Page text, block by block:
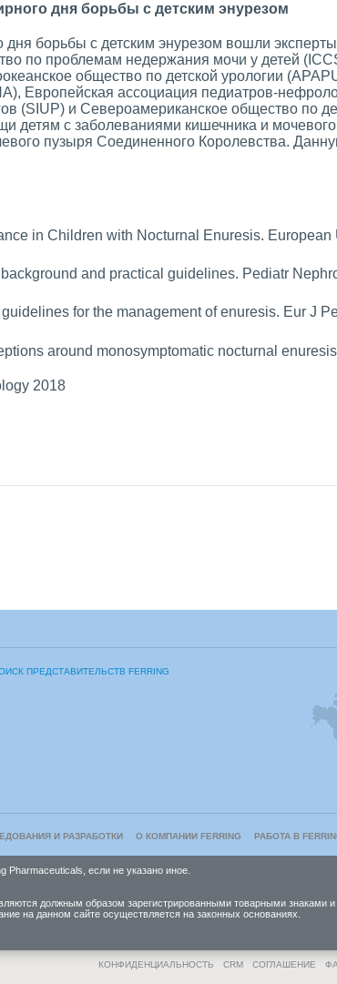
дня борьбы с детским энурезом
борьбы с детским энурезом вошли
по проблемам недержания мочи у детей
общество по детской урологии
Европейская ассоциация педиатров-
(SIUP) и Североамериканское общество по
детям с заболеваниями кишечника и
пузыря Соединенного Королевства.
in Children with Nocturnal Enuresis. European
and practical guidelines. Pediatr
for the management of enuresis. Eur J
around monosymptomatic nocturnal
2018
ПРЕДСТАВИТЕЛЬСТВ FERRING
И РАЗРАБОТКИ О КОМПАНИИ FERRING РАБОТА В
если не указано иное.
должным образом зарегистрированными товарными знаками
на данном сайте осуществляется на законных основаниях.
КОНФИДЕНЦИАЛЬНОСТЬ CRM СОГЛАШЕНИЕ